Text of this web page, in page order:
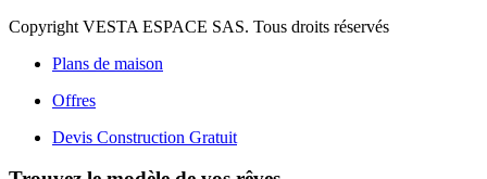
Copyright VESTA ESPACE SAS. Tous droits réservés
Plans de maison
Offres
Devis Construction Gratuit